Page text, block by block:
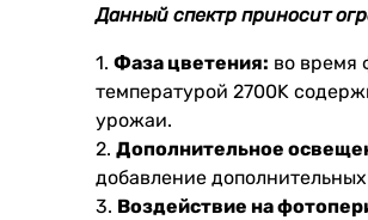
Данный спектр приносит
1. Фаза цветения: во время
температурой 2700K
урожаи.
2. Дополнительное
добавление
3. Воздействие на